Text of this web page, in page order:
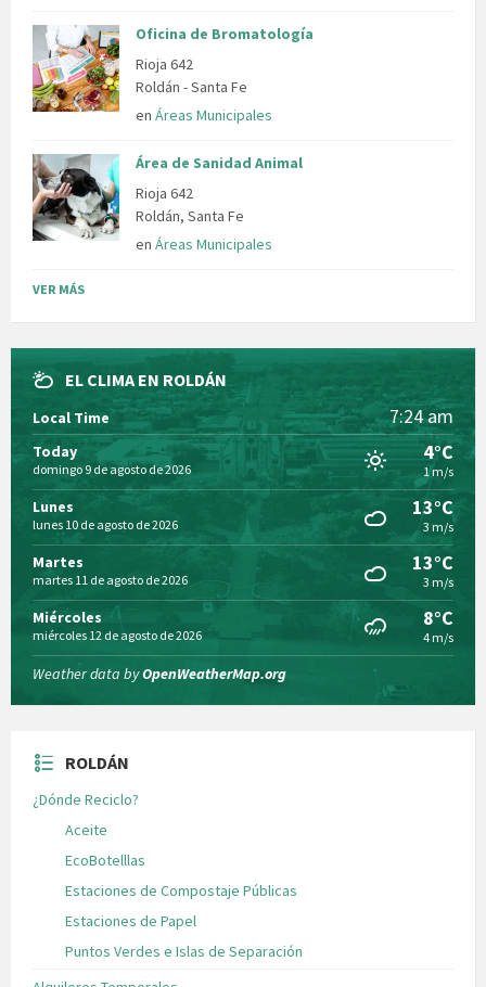
Oficina de Bromatología
Rioja 642
Roldán - Santa Fe
en Áreas Municipales
Área de Sanidad Animal
Rioja 642
Roldán, Santa Fe
en Áreas Municipales
VER MÁS
EL CLIMA EN ROLDÁN
Local Time 7:24 am
Today
domingo 9 de agosto de 2026
4°C
1 m/s
Lunes
lunes 10 de agosto de 2026
13°C
3 m/s
Martes
martes 11 de agosto de 2026
13°C
3 m/s
Miércoles
miércoles 12 de agosto de 2026
8°C
4 m/s
Weather data byOpenWeatherMap.org
ROLDÁN
¿Dónde Reciclo?
Aceite
EcoBotelllas
Estaciones de Compostaje Públicas
Estaciones de Papel
Puntos Verdes e Islas de Separación